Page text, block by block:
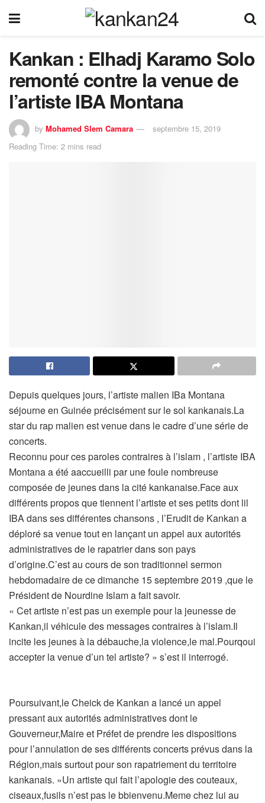
Kankan : Elhadj Karamo Solo
remonté contre la venue de
l’artiste IBA Montana
by Mohamed Slem Camara
septembre 15, 2019
Reading Time: 2 mins read
Depuis quelques jours, l’artiste malien IBa Montana
séjourne en Guinée précisément sur le sol kankanais.La
star du rap malien est venue dans le cadre d’une série de
concerts.
Reconnu pour ces paroles contraires à l’islam , l’artiste IBA
Montana a été aaccueilli par une foule nombreuse
composée de jeunes dans la cité kankanaise.Face aux
différents propos que tiennent l’artiste et ses petits dont lil
IBA dans ses différentes chansons , l’Erudit de Kankan a
déploré sa venue tout en lançant un appel aux autorités
administratives de le rapatrier dans son pays
d’origine.C’est au cours de son traditionnel sermon
hebdomadaire de ce dimanche 15 septembre 2019 ,que le
Président de Nourdine Islam a fait savoir.
« Cet artiste n’est pas un exemple pour la jeunesse de
Kankan,il véhicule des messages contraires à l’islam.Il
incite les jeunes à la débauche,la violence,le mal.Pourqoui
accepter la venue d’un tel artiste? » s’est il interrogé.
Poursuivant,le Cheick de Kankan a lancé un appel
pressant aux autorités administratives dont le
Gouverneur,Maire et Préfet de prendre les dispositions
pour l’annulation de ses différents concerts prévus dans la
Région,mais surtout pour son rapatriement du territoire
kankanais. »Un artiste qui fait l’apologie des couteaux,
ciseaux,fusils n’est pas le bbienvenu.Meme chez lui au